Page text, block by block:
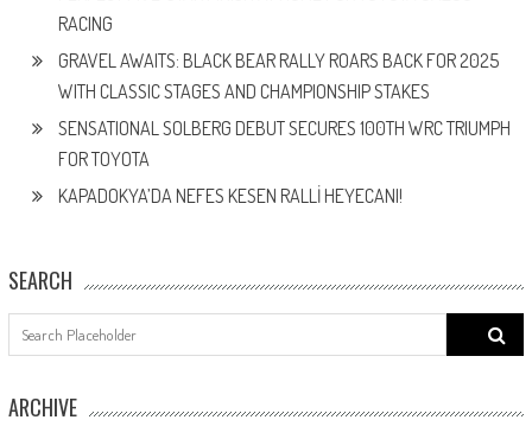
RACING
GRAVEL AWAITS: BLACK BEAR RALLY ROARS BACK FOR 2025
WITH CLASSIC STAGES AND CHAMPIONSHIP STAKES
SENSATIONAL SOLBERG DEBUT SECURES 100TH WRC TRIUMPH
FOR TOYOTA
KAPADOKYA’DA NEFES KESEN RALLİ HEYECANI!
SEARCH
Search
for:
ARCHIVE